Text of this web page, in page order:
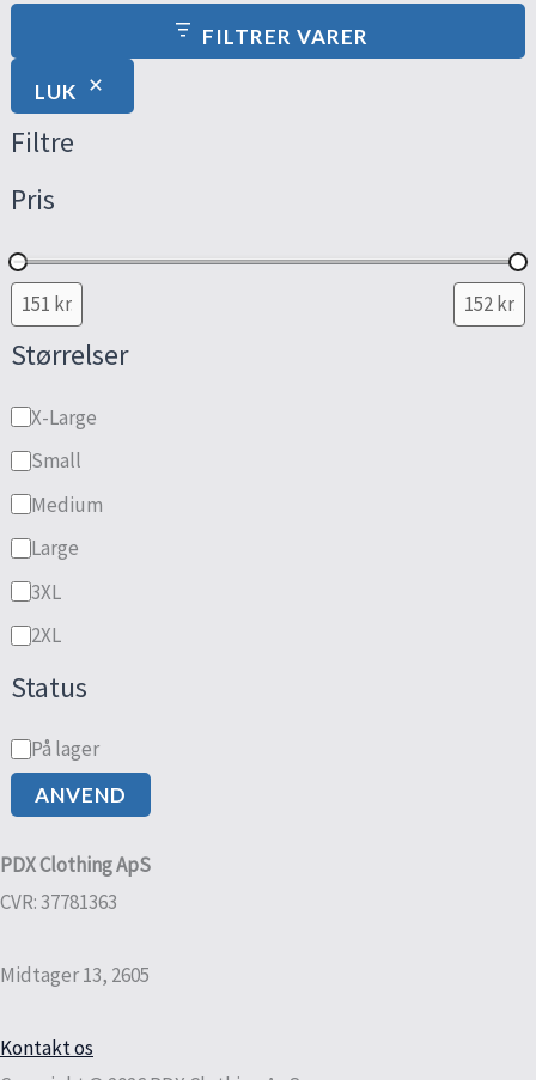
FILTRER VARER
LUK
Filtre
Pris
Størrelser
X-Large
Small
Medium
Large
3XL
2XL
Status
På lager
ANVEND
PDX Clothing ApS
CVR: 37781363
Midtager 13, 2605
Kontakt os